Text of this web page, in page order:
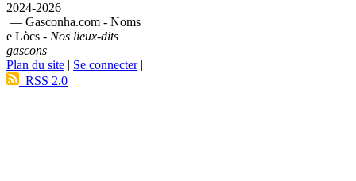
2024-2026
— Gasconha.com - Noms
e Lòcs - Nos lieux-dits
gascons
Plan du site | Se connecter|
RSS 2.0